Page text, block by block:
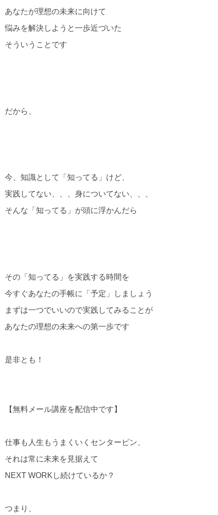
あなたが理想の未来に向けて
悩みを解決しようと一歩近づいた
そういうことです
だから、
今、知識として「知ってる」けど、
実践してない、、、身についてない、、、
そんな「知ってる」が頭に浮かんだら
その「知ってる」を実践する時間を
今すぐあなたの手帳に「予定」しましょう
まずは一つでいいので実践してみることが
あなたの理想の未来への第一歩です
是非とも！
【無料メール講座を配信中です】
仕事も人生もうまくいくセンターピン、
それは常に未来を見据えて
NEXT WORKし続けているか？
つまり、